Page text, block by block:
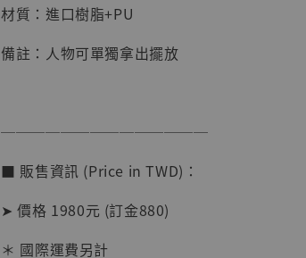
【店內現貨】海賊王
系列蒐藏雕像 布魯
克達摩 [7STARS
材質：進口樹脂+PU
備註：人物可單獨拿出擺放
──────────────
■ 販售資訊 (Price in TWD)：
➤ 價格 1980元 (訂金880)
＊ 國際運費另計